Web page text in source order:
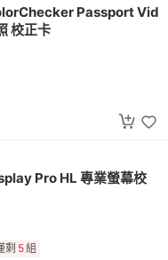
Passport Vid
校正卡
Pro HL 專業螢幕校
剩 5組